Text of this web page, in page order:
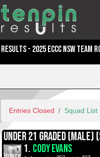
RESULTS - 2025 ECCC NSW TEAM
Entries Closed Squad List
1. CODY EVANS